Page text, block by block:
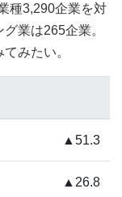
種3,290企業を対
業は265企業。
みたい。
▲51.3
▲26.8